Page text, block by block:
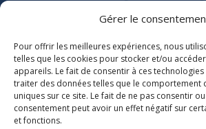
Gérer le
Pour offrir les meilleures expériences, nous
telles que les cookies pour stocker et/ou
appareils. Le fait de consentir à ces
traiter des données telles que le comportement
uniques sur ce site. Le fait de ne pas consentir
consentement peut avoir un effet négatif sur
et fonctions.
grâce aux soins énergétiques. Que
douleurs chroniques, de stress, ou de
émotionnels, ses soins naturels et
conçus pour harmoniser votre énergie
votre équilibre.
